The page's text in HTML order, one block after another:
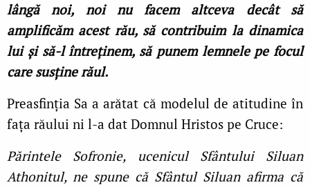
lângă noi, noi nu facem altceva decât să
amplificăm acest rău, să contribuim la dinamica
lui și să-l întreținem, să punem lemnele pe focul
care susține răul.
Preasfinția Sa a arătat că modelul de atitudine în
fața răului ni l-a dat Domnul Hristos pe Cruce:
Părintele Sofronie, ucenicul Sfântului Siluan
Athonitul, ne spune că Sfântul Siluan afirma că